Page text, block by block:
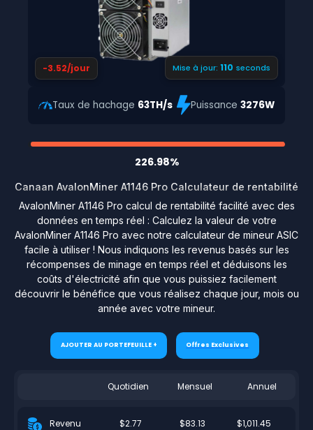
-3.52/jour Mise à jour: 109 seconds
Taux de hachage 63TH/s Puissance 3276W
226.98%
Canaan AvalonMiner A1146 Pro Calculateur de rentabilité
AvalonMiner A1146 Pro calcul de rentabilité facilité avec des
données en temps réel : Calculez la valeur de votre
AvalonMiner A1146 Pro avec notre calculateur de mineur ASIC
facile à utiliser ! Nous indiquons les revenus basés sur les
récompenses de minage en temps réel et déduisons les
coûts d'électricité afin que vous puissiez facilement
découvrir le bénéfice que vous réalisez chaque jour, mois ou
année avec votre mineur.
AJOUTER AU PORTEFEUILLE + Offres Exclusives
Quotidien Mensuel Annuel
Revenu $2.77 $83.13 $1,011.45